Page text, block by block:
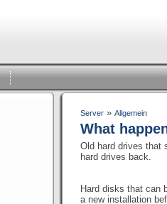
Server » Allgemein
What
Old hard drives that
hard drives back.
Hard disks that can
a new installation